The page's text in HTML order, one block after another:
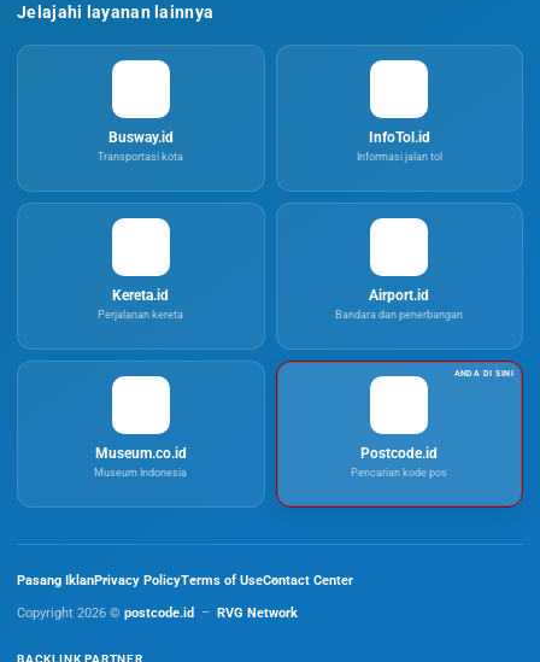
Jelajahi layanan lainnya
Busway.id
Transportasi kota
InfoTol.id
Informasi jalan tol
Kereta.id
Perjalanan kereta
Airport.id
Bandara dan penerbangan
Museum.co.id
Museum Indonesia
Postcode.id
Pencarian kode pos
Pasang IklanPrivacy PolicyTerms of UseContact Center
Copyright 2026 © postcode.id – RVG Network
BACKLINK PARTNER